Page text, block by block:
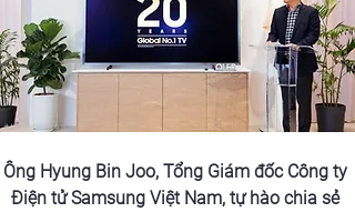
Ông Hyung Bin Joo, Tổng Giám đốc Công ty
Điện tử Samsung Việt Nam, tự hào chia sẻ